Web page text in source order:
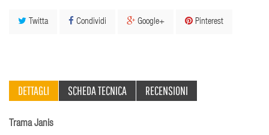
Twitta Condividi Google+ Pinterest
DETTAGLI SCHEDA TECNICA RECENSIONI
Trama Janis